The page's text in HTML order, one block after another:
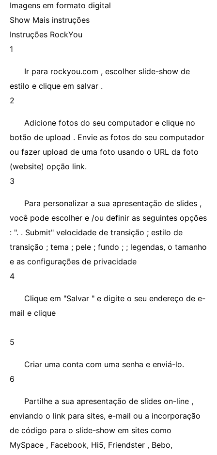
Imagens em formato digital
Show Mais instruções
Instruções RockYou
1
Ir para rockyou.com , escolher slide-show de
estilo e clique em salvar .
2
Adicione fotos do seu computador e clique no
botão de upload . Envie as fotos do seu computador
ou fazer upload de uma foto usando o URL da foto
(website) opção link.
3
Para personalizar a sua apresentação de slides ,
você pode escolher e /ou definir as seguintes opções
: ". . Submit" velocidade de transição ; estilo de
transição ; tema ; pele ; fundo ; ; legendas, o tamanho
e as configurações de privacidade
4
Clique em "Salvar " e digite o seu endereço de e-
mail e clique
5
Criar uma conta com uma senha e enviá-lo.
6
Partilhe a sua apresentação de slides on-line ,
enviando o link para sites, e-mail ou a incorporação
de código para o slide-show em sites como
MySpace , Facebook, Hi5, Friendster , Bebo,